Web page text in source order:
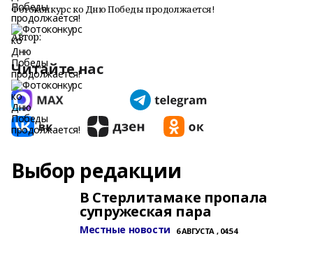
Фотоконкурс ко Дню Победы продолжается!
Автор:
Читайте нас
Выбор редакции
В Стерлитамаке пропала
супружеская пара
Местные новости 6 АВГУСТА , 04:54